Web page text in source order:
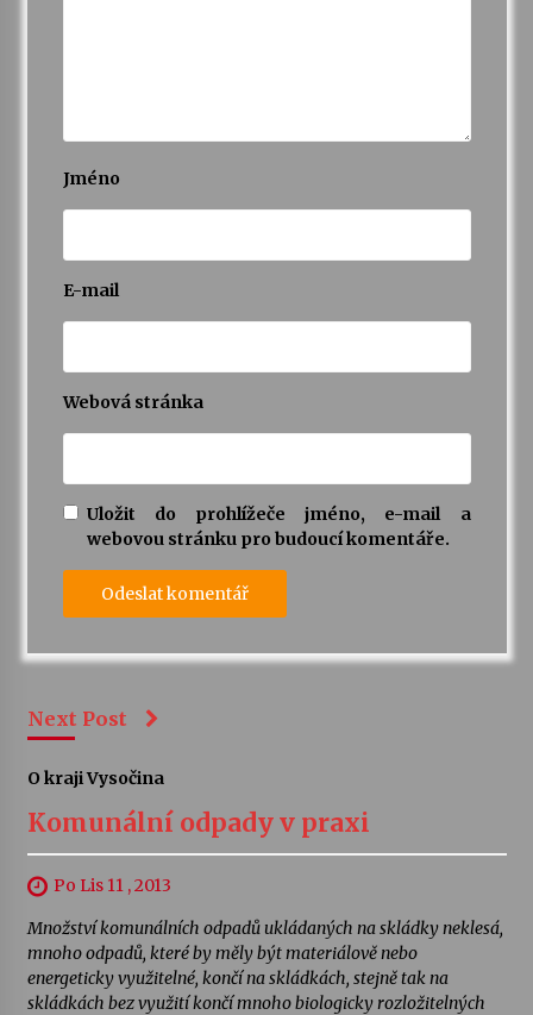
Jméno
E-mail
Webová stránka
Uložit do prohlížeče jméno, e-mail a
webovou stránku pro budoucí komentáře.
Next Post
O kraji Vysočina
Komunální odpady v praxi
Po Lis 11 , 2013
Množství komunálních odpadů ukládaných na skládky neklesá,
mnoho odpadů, které by měly být materiálově nebo
energeticky využitelné, končí na skládkách, stejně tak na
skládkách bez využití končí mnoho biologicky rozložitelných